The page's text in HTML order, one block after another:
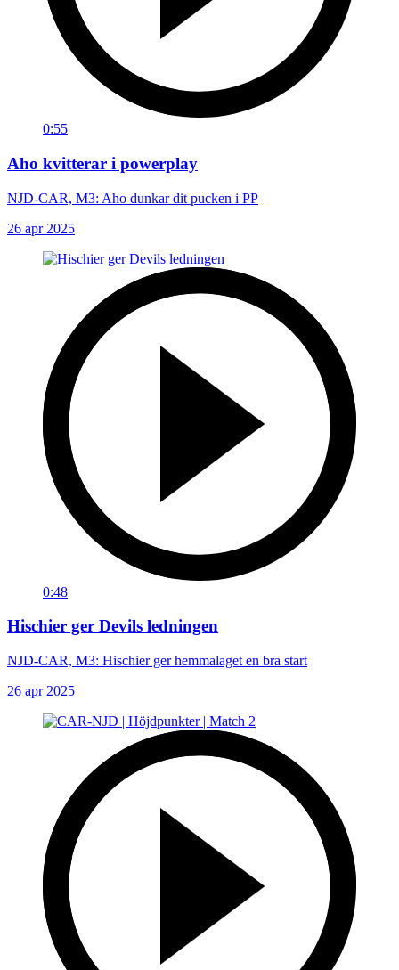
0:55
Aho kvitterar i powerplay
NJD-CAR, M3: Aho dunkar dit pucken i PP
26 apr 2025
0:48
Hischier ger Devils ledningen
NJD-CAR, M3: Hischier ger hemmalaget en bra start
26 apr 2025